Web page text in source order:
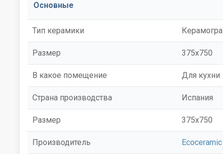
Основные
Тип керамики
Размер 375x750
В какое помещение Для кухни
Страна производства Испания
Размер 375x750
Производитель Ecoceramic